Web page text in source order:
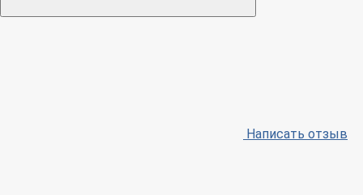
Написать отзыв